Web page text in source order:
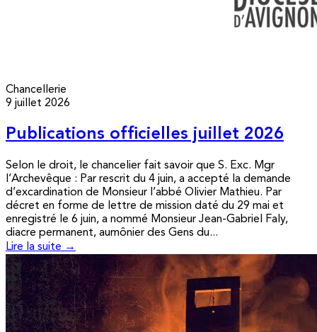
Chancellerie
9 juillet 2026
Publications officielles juillet 2026
Selon le droit, le chancelier fait savoir que S. Exc. Mgr
l’Archevêque : Par rescrit du 4 juin, a accepté la demande
d’excardination de Monsieur l’abbé Olivier Mathieu. Par
décret en forme de lettre de mission daté du 29 mai et
enregistré le 6 juin, a nommé Monsieur Jean-Gabriel Faly,
diacre permanent, aumônier des Gens du...
Lire la suite →